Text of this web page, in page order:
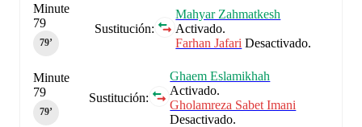
Sustitución:
Mahyar Zahmatkesh
Activado.
Farhan Jafari Desactivado.
Minute
79
79‎’‎
Sustitución:
Ghaem Eslamikhah
Activado.
Gholamreza Sabet Imani
Desactivado.
Minute
79
79‎’‎